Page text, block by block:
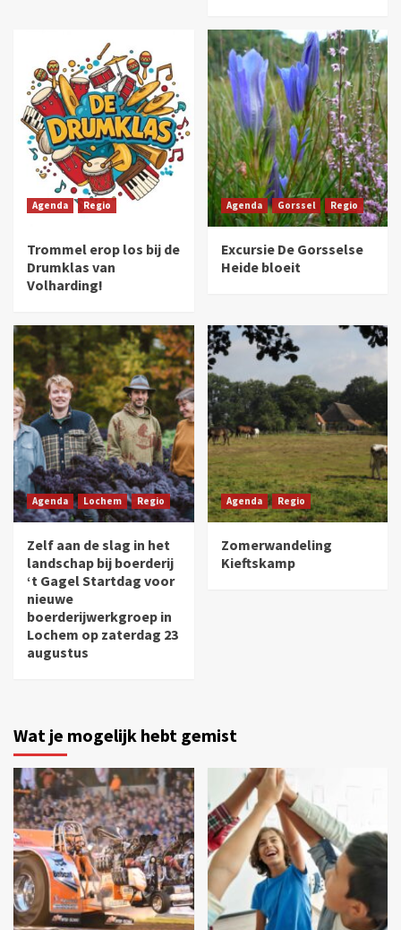
Agenda Regio
Trommel erop los bij de
Drumklas van
Volharding!
Agenda Gorssel Regio
Excursie De Gorsselse
Heide bloeit
Agenda Lochem Regio
Zelf aan de slag in het
landschap bij boerderij
‘t Gagel Startdag voor
nieuwe
boerderijwerkgroep in
Lochem op zaterdag 23
augustus
Agenda Regio
Zomerwandeling
Kieftskamp
Wat je mogelijk hebt gemist